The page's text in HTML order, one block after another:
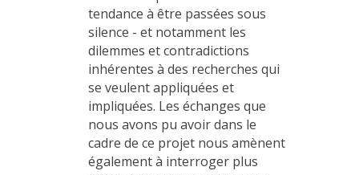
tendance à être passées sous
silence - et notamment les
dilemmes et contradictions
inhérentes à des recherches qui
se veulent appliquées et
impliquées. Les échanges que
nous avons pu avoir dans le
cadre de ce projet nous amènent
également à interroger plus